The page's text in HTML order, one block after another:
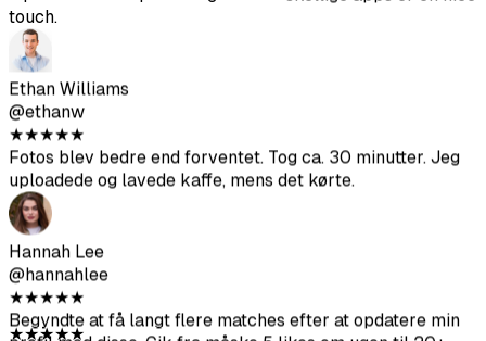
Priya Singh
@priyasingh
★★★ ★★
Nogle fotos er meget brugbare, hvis du giver det gode
input. Platformoptimeringen til forskellige apps er en nice
touch.
Ethan Williams
@ethanw
★★★★★
Fotos blev bedre end forventet. Tog ca. 30 minutter. Jeg
uploadede og lavede kaffe, mens det kørte.
★★★★★
De bedste 49 $ jeg har brugt på datingapps, ingen tvivl.
Kiggede på fotografer, der tog 300+ $ for en brøkdel af
fotos. Fik 120 fotos her, og ca. 30 af dem er faktisk
brugbare.